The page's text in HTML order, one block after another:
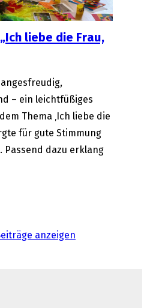
liebe die Frau,
– ein leichtfüßiges
Thema ‚Ich liebe die
für gute Stimmung
Passend dazu erklang
anzeigen